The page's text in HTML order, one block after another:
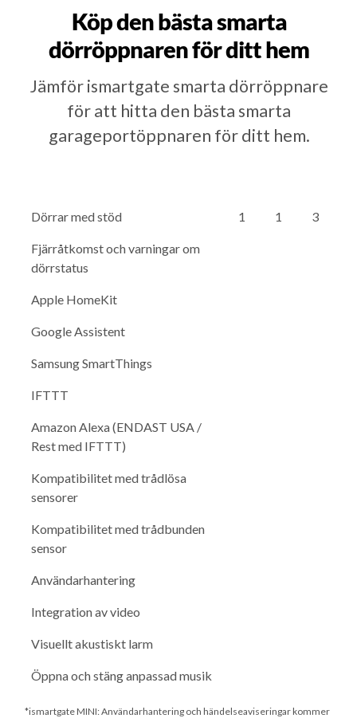
Köp den bästa smarta
dörröppnaren för ditt hem
Jämför ismartgate smarta dörröppnare
för att hitta den bästa smarta
garageportöppnaren för ditt hem.
Dörrar med stöd 1 1 3
Fjärråtkomst och varningar om
dörrstatus
Apple HomeKit
Google Assistent
Samsung SmartThings
IFTTT
Amazon Alexa (ENDAST USA /
Rest med IFTTT)
Kompatibilitet med trådlösa
sensorer
Kompatibilitet med trådbunden
sensor
Användarhantering
Integration av video
Visuellt akustiskt larm
Öppna och stäng anpassad musik
*ismartgate MINI: Användarhantering och händelseaviseringar kommer